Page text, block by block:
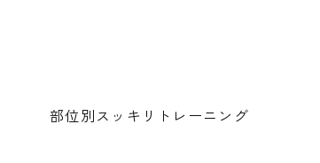
部位別スッキリトレーニング